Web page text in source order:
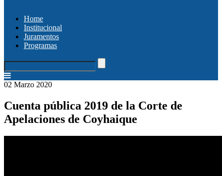
Home
Institucional
Juramentos
Programas
02 Marzo 2020
Cuenta pública 2019 de la Corte de
Apelaciones de Coyhaique